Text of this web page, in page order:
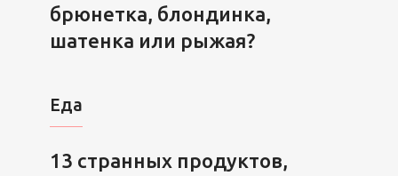
брюнетка, блондинка,
шатенка или рыжая?
Еда
13 странных продуктов,